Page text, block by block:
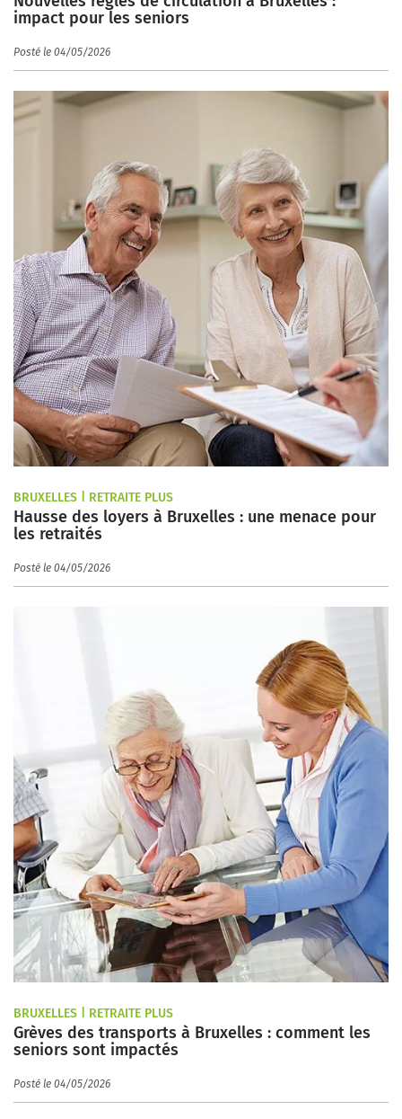
impact pour les seniors
Posté le 04/05/2026
BRUXELLES | RETRAITE PLUS
Hausse des loyers à Bruxelles : une menace pour
les retraités
Posté le 04/05/2026
BRUXELLES | RETRAITE PLUS
Grèves des transports à Bruxelles : comment les
seniors sont impactés
Posté le 04/05/2026